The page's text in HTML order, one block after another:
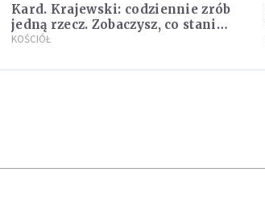
Kard. Krajewski: codziennie zrób
jedną rzecz. Zobaczysz, co stanie
się z twoim życiem
KOŚCIÓŁ